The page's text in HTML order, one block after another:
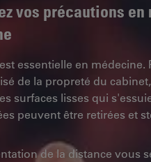
vos précautions en
essentielle en médecine.
de la propreté du
surfaces lisses qui
peuvent être retirées et
de la distance vous